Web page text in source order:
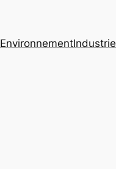
EnvironnementIndustrie